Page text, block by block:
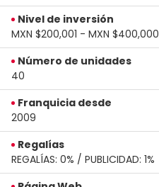
Nivel de inversión
MXN $200,001 - MXN $400,000
Número de unidades
40
Franquicia desde
2009
Regalías
REGALÍAS: 0% / PUBLICIDAD: 1%